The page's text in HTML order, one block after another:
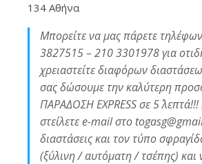
134 Αθήνα
Μπορείτε να μας πάρετε
3827515 – 210 3301978 για
χρειαστείτε διαφόρων
σας δώσουμε την καλύτερη
ΠΑΡΑΔΟΣΗ EXPRESS σε 5΄
στείλετε e-mail στο
διαστάσεις και τον τύπο
(ξύλινη / αυτόματη / τσέπης)